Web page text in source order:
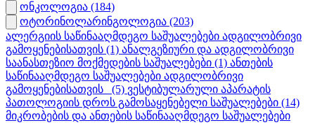
ონკოლოგია (184)
ოტორინოლარინგოლოგია (203)
ალერგიის საწინააღმდეგო საშუალებები ადგილობრივი
გამოყენებისათვის (1) ანალგეზიური და ადგილობრივი
საანასთეზიო მოქმედების საშუალებები (1) ანთების
საწინააღმდეგო საშუალებები ადგილობრივი
გამოყენებისათვის_ (5) ვესტიბულარული აპარატის
პათოლოგიის დროს გამოსაყენებელი საშუალებები (14)
მიკრობების და ანთების საწინააღმდეგო საშუალებები